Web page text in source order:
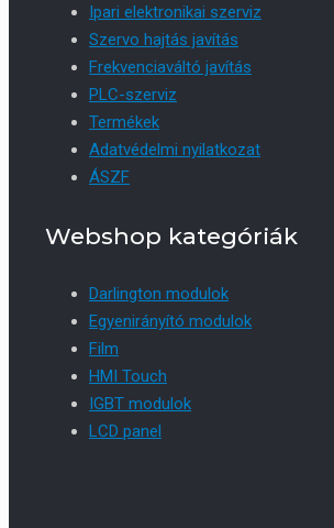
Ipari elektronikai szerviz
Szervo hajtás javítás
Frekvenciaváltó javítás
PLC-szerviz
Termékek
Adatvédelmi nyilatkozat
ÁSZF
Webshop kategóriák
Darlington modulok
Egyenirányító modulok
Film
HMI Touch
IGBT modulok
LCD panel